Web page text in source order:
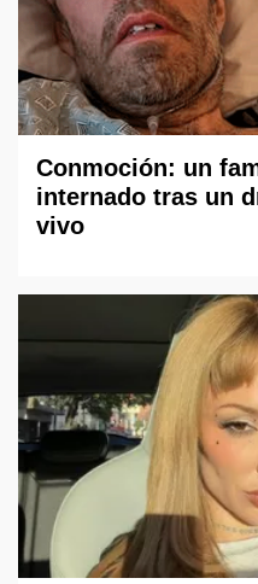
Conmoción: un
internado tras un
vivo